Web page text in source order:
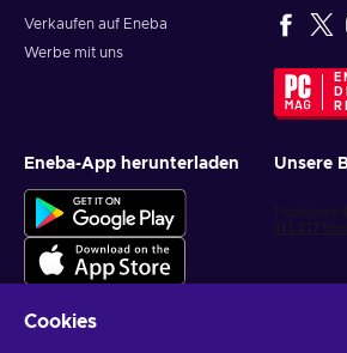
Verkaufen auf Eneba
Werbe mit uns
Eneba-App herunterladen Unsere
Cookies